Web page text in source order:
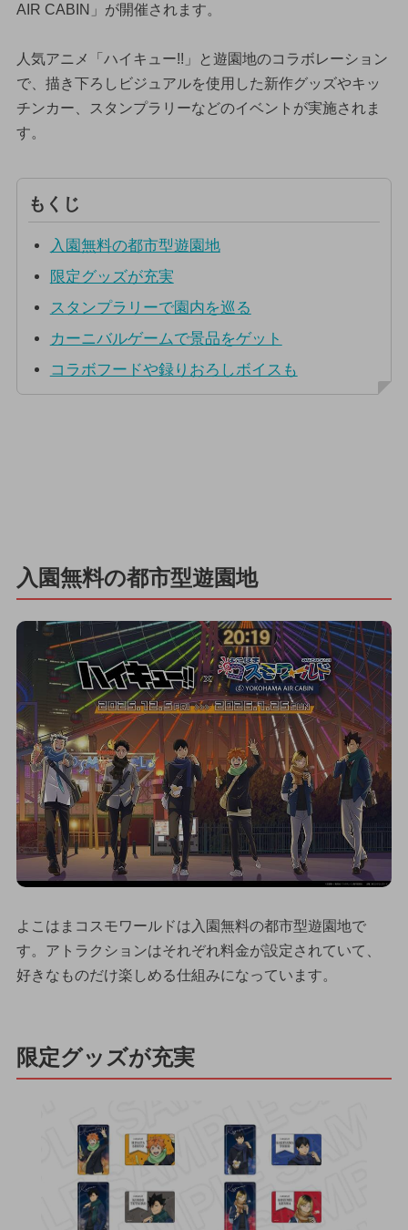
AIR CABIN」が開催されます。
人気アニメ「ハイキュー!!」と遊園地のコラボレーション
で、描き下ろしビジュアルを使用した新作グッズやキッ
チンカー、スタンプラリーなどのイベントが実施されま
す。
もくじ
入園無料の都市型遊園地
限定グッズが充実
スタンプラリーで園内を巡る
カーニバルゲームで景品をゲット
コラボフードや録りおろしボイスも
入園無料の都市型遊園地
よこはまコスモワールドは入園無料の都市型遊園地で
す。アトラクションはそれぞれ料金が設定されていて、
好きなものだけ楽しめる仕組みになっています。
限定グッズが充実